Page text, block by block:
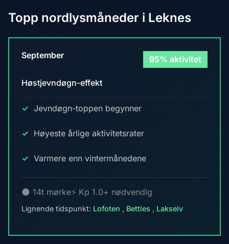
Topp nordlysmåneder i Leknes
September 95% aktivitet
Høstjevndøgn-effekt
Jevndøgn-toppen begynner
Høyeste årlige aktivitetsrater
Varmere enn vintermånedene
🌑 14t mørke⚡ Kp 1.0+ nødvendig
Lignende tidspunkt: Lofoten , Bettles , Lakselv